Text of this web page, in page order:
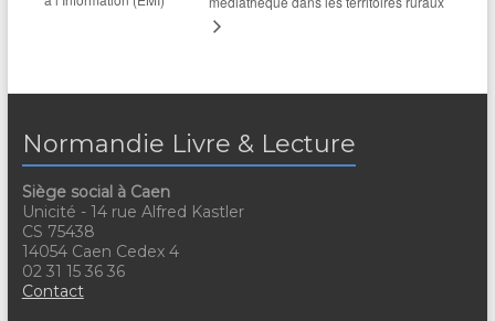
Normandie Livre & Lecture
Siège social à Caen
Unicité - 14 rue Alfred Kastler
CS 75438
14054 Caen Cedex 4
02 31 15 36 36
Contact